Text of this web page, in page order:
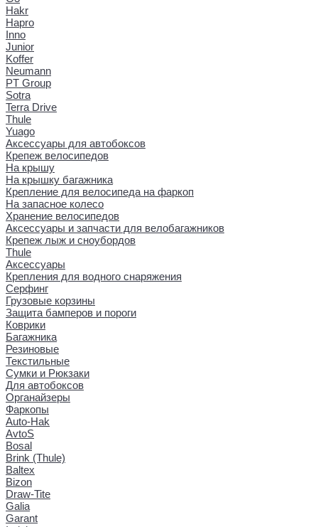
Hakr
Hapro
Inno
Junior
Koffer
Neumann
PT Group
Sotra
Terra Drive
Thule
Yuago
Аксессуары для автобоксов
Крепеж велосипедов
На крышу
На крышку багажника
Крепление для велосипеда на фаркоп
На запасное колесо
Хранение велосипедов
Аксессуары и запчасти для велобагажников
Крепеж лыж и сноубордов
Thule
Аксессуары
Крепления для водного снаряжения
Серфинг
Грузовые корзины
Защита бамперов и пороги
Коврики
Багажника
Резиновые
Текстильные
Сумки и Рюкзаки
Для автобоксов
Органайзеры
Фаркопы
Auto-Hak
AvtoS
Bosal
Brink (Thule)
Baltex
Bizon
Draw-Tite
Galia
Garant